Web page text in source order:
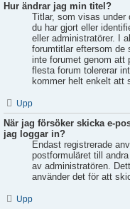
Hur ändrar jag min titel?
Titlar, som visas under
du har gjort eller
eller administratörer. I
forumtitlar eftersom de
inte forumet genom att
flesta forum tolererar
kommer helt enkelt att
Upp
När jag försöker skicka e-
jag loggar in?
Endast registrerade
postformuläret till
av administratören.
använder det för att
Upp